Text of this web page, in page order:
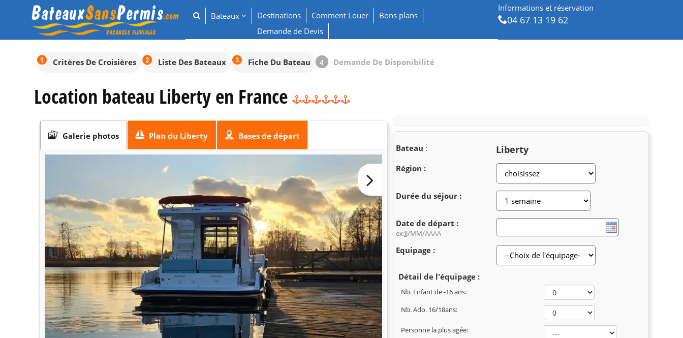
Bateaux Destinations Comment Louer
Bons plans
Demande de Devis
Informations et réservation
04 67 13 19 62
Critères De Croisières Liste Des Bateaux Fiche Du Bateau Demande De Disponibilité
4
Location bateau Liberty en France
Galerie photos Plan du Liberty
Bases de départ
Bateau : Liberty
Région :
Durée du séjour :
Date de départ :
ex:JJ/MM/AAAA
Equipage :
Détail de l'équipage :
Nb. Enfant de -16 ans:
Nb. Ado. 16/18ans:
Personne la plus agée: